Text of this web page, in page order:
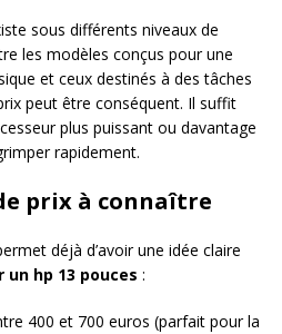
sous différents niveaux de
les modèles conçus pour une
et ceux destinés à des tâches
peut être conséquent. Il suffit
plus puissant ou davantage
rapidement.
prix à connaître
déjà d’avoir une idée claire
hp 13 pouces :
400 et 700 euros (parfait pour la